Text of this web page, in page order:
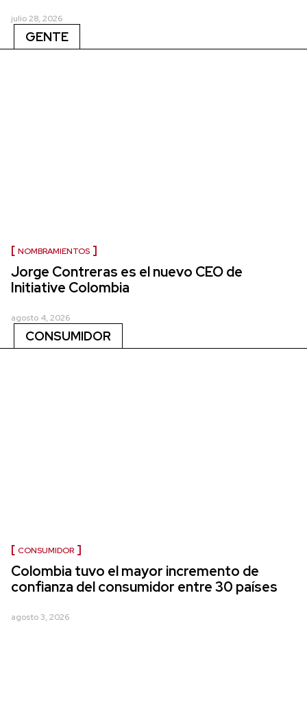
julio 28, 2026
GENTE
NOMBRAMIENTOS
Jorge Contreras es el nuevo CEO de
Initiative Colombia
agosto 4, 2026
CONSUMIDOR
CONSUMIDOR
Colombia tuvo el mayor incremento de
confianza del consumidor entre 30 países
agosto 3, 2026